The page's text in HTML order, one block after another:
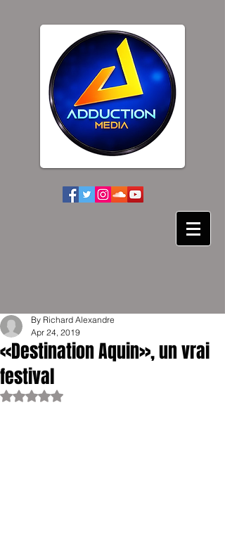
<<Destination Aquin>>, un vrai
festival
By Richard Alexandre
Apr 24, 2019
Rated NaN out of 5 stars.